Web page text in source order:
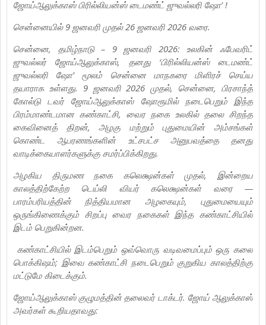
ஜோய்ஆலுக்காஸ் பிரில்லியன்ஸ் டைமண்ட் ஜுவல்லரி ஷோ’ !
சென்னையில் 9 ஜனவரி முதல் 26 ஜனவரி 2026 வரை.
சென்னை, தமிழ்நாடு – 9 ஜனவரி 2026: உலகின் ஃபேவரிட்
ஜுவல்லர் ஜோய்ஆலுக்காஸ், தனது ‘பிரில்லியன்ஸ் டைமண்ட்
ஜுவல்லரி ஷோ’ மூலம் சென்னை மாநகரை மிளிரச் செய்ய
தயாராக உள்ளது. 9 ஜனவரி 2026 முதல், சென்னை, பிரசாந்த்
கோல்டு டவர் ஜோய்ஆலுக்காஸ் ஷோரூமில் நடைபெறும் இந்த
பிரம்மாண்டமான கண்காட்சி, வைர நகை உலகில் தலை சிறந்த
கைவினைத் திறன், அழகு மற்றும் புதுமையின் அம்சங்கள்
கொண்ட ஆபரணங்களின் உட்சபட்ச அனுபவத்தை தனது
வாடிக்கையாளர்களுக்கு சமர்ப்பிக்கிறது.
அழகிய திருமண நகை கலெக்ஷன்கள் முதல், இன்றைய
காலத்திற்கேற்ற டெய்லி வியர் கலெக்ஷன்கள் வரை —
பாரம்பரியத்தின் நித்தியமான அழகையும், புதுமையையும்
ஒருங்கிணைக்கும் சிறப்பு வைர நகைகள் இந்த கண்காட்சியில்
இடம் பெறுகின்றன.
கண்காட்சியில் இடம்பெறும் ஒவ்வொரு வடிவமைப்பும் ஒரு கலை
பொக்கிஷம்; இவை கண்காட்சி நடைபெறும் குறுகிய காலத்திற்கு
மட்டுமே கிடைக்கும்.
ஜோய்ஆலுக்காஸ் குழுமத்தின் தலைவர் டாக்டர். ஜோய் ஆலுக்காஸ்
அவர்கள் கூறியதாவது: